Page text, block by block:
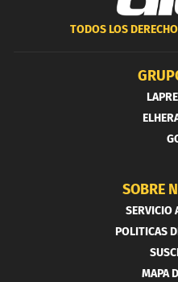
TODOS LOS
SOBRE
SERVICIO
POLITICAS
MAPA